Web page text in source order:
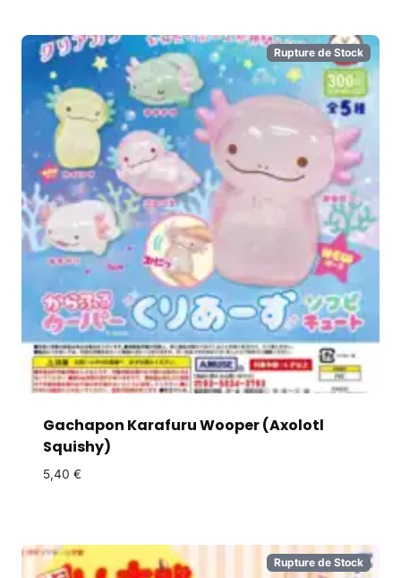
Rupture de Stock
Gachapon Karafuru Wooper (Axolotl
Squishy)
5,40 €
Rupture de Stock